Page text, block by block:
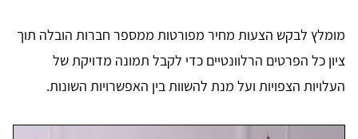
מומלץ לבקש הצעות מחיר מפורטות ממספר חברות הובלה תוך
ציון כל הפרטים הרלוונטיים כדי לקבל תמונה מדויקת של
העלויות הצפויות ועל מנת להשוות בין האפשרויות השונות.